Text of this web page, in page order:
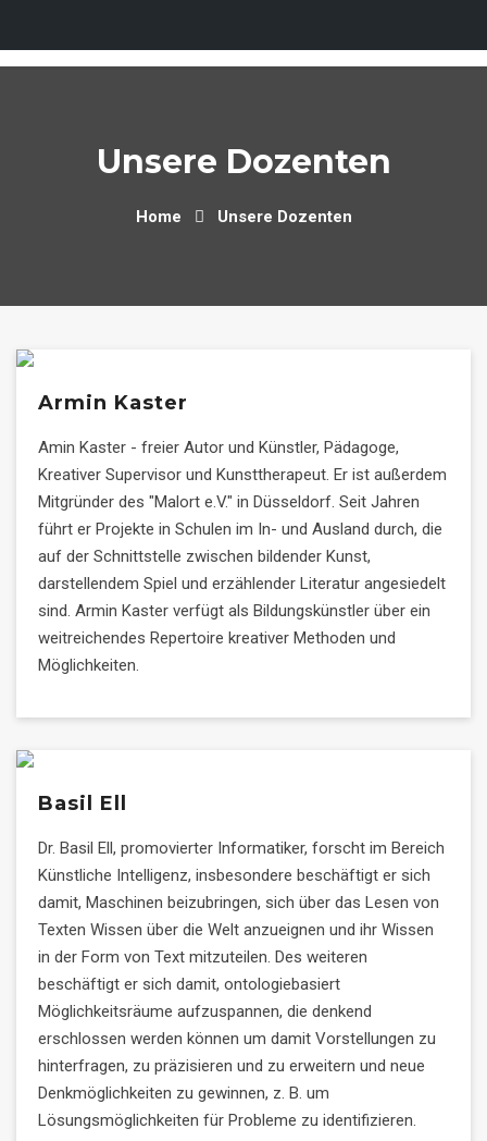
Skip
Unsere Dozenten
Home Unsere Dozenten
Armin Kaster
Amin Kaster - freier Autor und Künstler, Pädagoge,
Kreativer Supervisor und Kunsttherapeut. Er ist außerdem
Mitgründer des "Malort e.V." in Düsseldorf. Seit Jahren
führt er Projekte in Schulen im In- und Ausland durch, die
auf der Schnittstelle zwischen bildender Kunst,
darstellendem Spiel und erzählender Literatur angesiedelt
sind. Armin Kaster verfügt als Bildungskünstler über ein
weitreichendes Repertoire kreativer Methoden und
Möglichkeiten.
Basil Ell
Dr. Basil Ell, promovierter Informatiker, forscht im Bereich
Künstliche Intelligenz, insbesondere beschäftigt er sich
damit, Maschinen beizubringen, sich über das Lesen von
Texten Wissen über die Welt anzueignen und ihr Wissen
in der Form von Text mitzuteilen. Des weiteren
beschäftigt er sich damit, ontologiebasiert
Möglichkeitsräume aufzuspannen, die denkend
erschlossen werden können um damit Vorstellungen zu
hinterfragen, zu präzisieren und zu erweitern und neue
Denkmöglichkeiten zu gewinnen, z. B. um
Lösungsmöglichkeiten für Probleme zu identifizieren.